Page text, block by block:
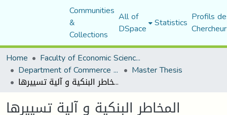
Communities
&
Collections
All of
DSpace Statistics Profils
Home
Faculty of Economic Sciences, Commerce and Management Sciences
Department of Commerce Science Master Thesis
المخاطر البنكية و آلية تسييرها
المخاطر البنكية و آلية تسييرها